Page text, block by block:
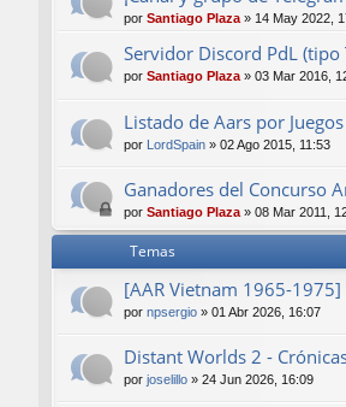
por Santiago Plaza» 14 May 2022,
Servidor Discord PdL (tipo
por Santiago Plaza» 03 Mar 2016,
Listado de Aars por Juegos
por LordSpain » 02 Ago 2015, 11:53
Ganadores del Concurso
por Santiago Plaza » 08 Mar 2011,
Temas
[AAR Vietnam 1965-
por npsergio » 01 Abr 2026, 16:07
Distant Worlds 2 -
por joselillo » 24 Jun 2026, 16:09